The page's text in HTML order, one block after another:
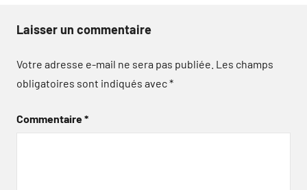
Laisser un commentaire
Votre adresse e-mail ne sera pas publiée. Les champs
obligatoires sont indiqués avec*
Commentaire*